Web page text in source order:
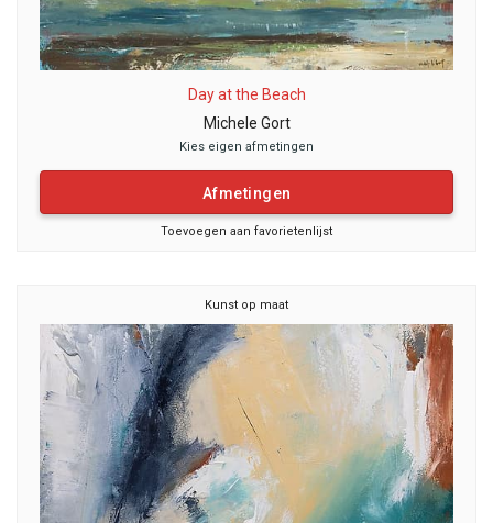
Day at the Beach
Michele Gort
Kies eigen afmetingen
Afmetingen
Toevoegen aan favorietenlijst
Kunst op maat